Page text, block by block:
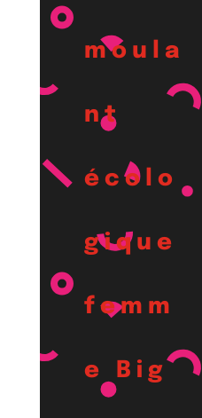
moula
nt
écolo
gique
femm
e Big